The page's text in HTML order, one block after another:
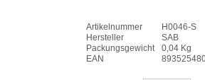
Artikelnummer
H0046-S
Hersteller
SAB
Packungsgewicht
0,04 Kg
EAN